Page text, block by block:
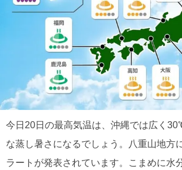
今日20日の最高気温は、沖縄では広く
な蒸し暑さになるでしょう。八重山地方
ラートが発表されています。こまめに水